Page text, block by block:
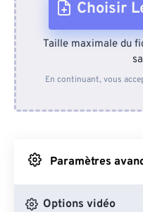
Choisir
Depuis
Depuis
Taille maximale du
En continuant, vous
Paramètres
Options vidéo